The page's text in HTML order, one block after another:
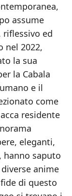
assume
riflessivo ed
nel 2022,
la sua
la Cabala
e il
come
residente
eleganti,
hanno saputo
anime
di questo